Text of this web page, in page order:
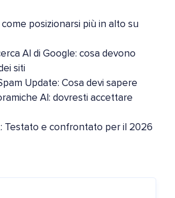
posizionarsi più in alto su
AI di Google: cosa devono
siti
Update: Cosa devi sapere
AI: dovresti accettare
Testato e confrontato per il 2026